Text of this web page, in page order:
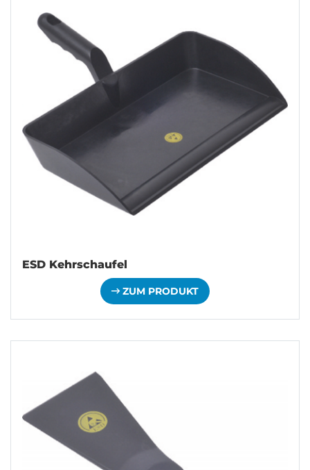
ESD Kehrschaufel
ZUM PRODUKT